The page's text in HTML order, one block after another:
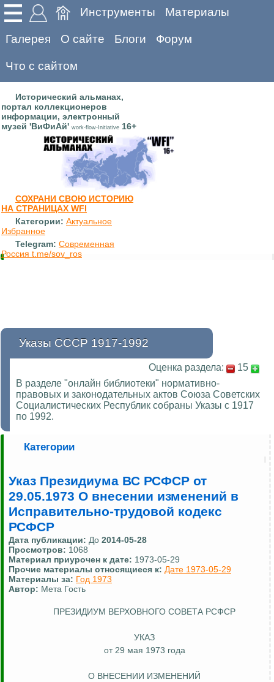
Инструменты Материалы
Галерея О сайте Блоги Форум
Что с сайтом
Исторический альманах,
портал коллекционеров
информации, электронный
музей 'ВиФиАй' work-flow-Initiative 16+
СОХРАНИ СВОЮ ИСТОРИЮ
НА СТРАНИЦАХ WFI
Категории: Актуальное
Избранное
Telegram: Современная
Россия t.me/sov_ros
Указы СССР 1917-1992
Оценка раздела:
15
В разделе "онлайн библиотеки" нормативно-
правовых и законодательных актов Союза Советских
Социалистических Республик собраны Указы с 1917
по 1992.
Категории
Указ Президиума ВС РСФСР от
29.05.1973 О внесении изменений в
Исправительно-трудовой кодекс
РСФСР
Дата публикации: До 2014-05-28
Просмотров: 1068
Материал приурочен к дате: 1973-05-29
Прочие материалы относящиеся к: Дате 1973-05-29
Материалы за: Год 1973
Автор: Мета Гость
ПРЕЗИДИУМ ВЕРХОВНОГО СОВЕТА РСФСР
УКАЗ
от 29 мая 1973 года
О ВНЕСЕНИИ ИЗМЕНЕНИЙ